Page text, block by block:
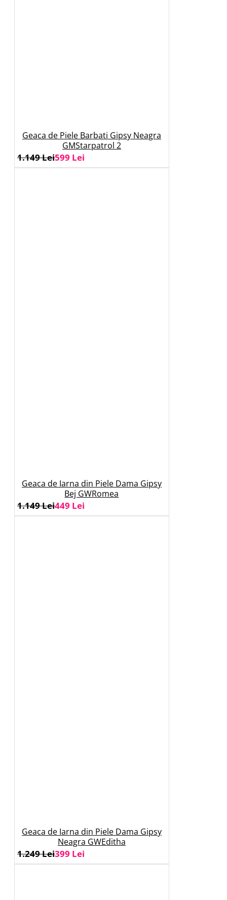
Geaca de Piele Barbati Gipsy Neagra
GMStarpatrol 2
599 Lei
1.149 Lei
Geaca de Iarna din Piele Dama Gipsy
Bej GWRomea
449 Lei
1.149 Lei
Geaca de Iarna din Piele Dama Gipsy
Neagra GWEditha
399 Lei
1.249 Lei